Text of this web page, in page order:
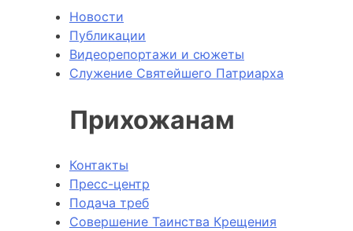
Новости
Публикации
Видеорепортажи и сюжеты
Служение Святейшего Патриарха
Прихожанам
Контакты
Пресс-центр
Подача треб
Совершение Таинства Крещения